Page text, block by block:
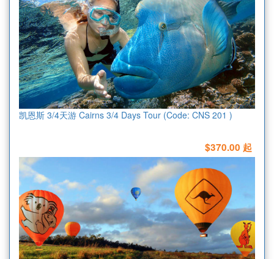
凯恩斯 3/4天游 Cairns 3/4 Days Tour (Code: CNS 201 )
$370.00 起